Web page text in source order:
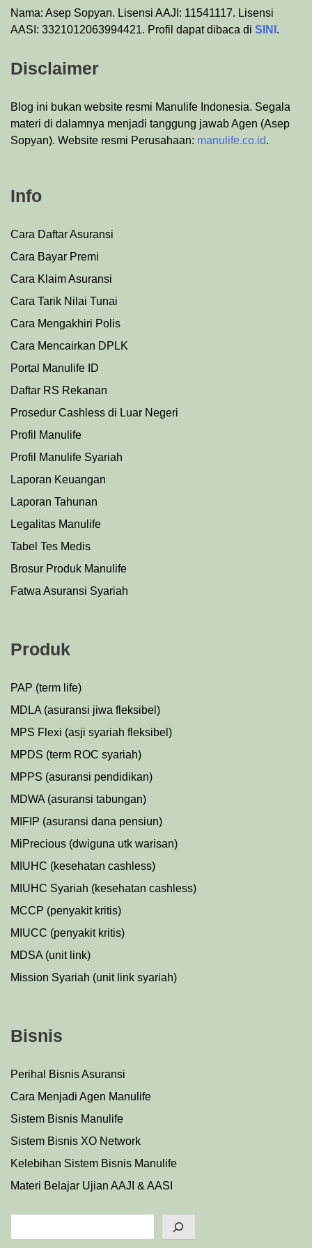
Nama: Asep Sopyan. Lisensi AAJI: 11541117. Lisensi
AASI: 3321012063994421. Profil dapat dibaca di SINI .
Disclaimer
Blog ini bukan website resmi Manulife Indonesia. Segala
materi di dalamnya menjadi tanggung jawab Agen (Asep
Sopyan). Website resmi Perusahaan: manulife.co.id.
Info
Cara Daftar Asuransi
Cara Bayar Premi
Cara Klaim Asuransi
Cara Tarik Nilai Tunai
Cara Mengakhiri Polis
Cara Mencairkan DPLK
Portal Manulife ID
Daftar RS Rekanan
Prosedur Cashless di Luar Negeri
Profil Manulife
Profil Manulife Syariah
Laporan Keuangan
Laporan Tahunan
Legalitas Manulife
Tabel Tes Medis
Brosur Produk Manulife
Fatwa Asuransi Syariah
Produk
PAP (term life)
MDLA (asuransi jiwa fleksibel)
MPS Flexi (asji syariah fleksibel)
MPDS (term ROC syariah)
MPPS (asuransi pendidikan)
MDWA (asuransi tabungan)
MIFIP (asuransi dana pensiun)
MiPrecious (dwiguna utk warisan)
MIUHC (kesehatan cashless)
MIUHC Syariah (kesehatan cashless)
MCCP (penyakit kritis)
MIUCC (penyakit kritis)
MDSA (unit link)
Mission Syariah (unit link syariah)
Bisnis
Perihal Bisnis Asuransi
Cara Menjadi Agen Manulife
Sistem Bisnis Manulife
Sistem Bisnis XO Network
Kelebihan Sistem Bisnis Manulife
Materi Belajar Ujian AAJI & AASI